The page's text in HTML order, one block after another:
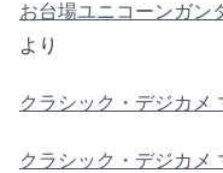
お台場ユニコーンガン
より
クラシック・デジカメ
クラシック・デジカメ